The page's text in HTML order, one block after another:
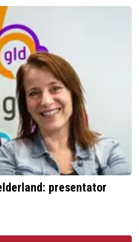
presentator